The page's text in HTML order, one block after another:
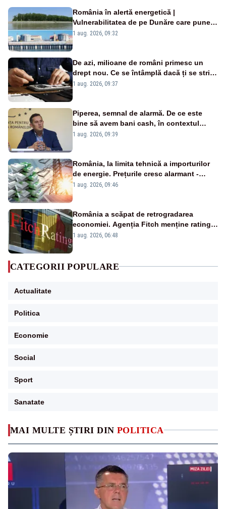
MAI MULTE ȘTIRI DIN POLITICA
România în alertă energetică |
Vulnerabilitatea de pe Dunăre care pune
în pericol Centrala Cernavodă era
1 aug. 2026, 09:32
De azi, milioane de români primesc un
drept nou. Ce se întâmplă dacă ți se strică
un produs
1 aug. 2026, 09:37
Piperea, semnal de alarmă. De ce este
bine să avem bani cash, în contextul
alertei energetice?
1 aug. 2026, 09:39
România, la limita tehnică a importurilor
de energie. Prețurile cresc alarmant -
Analiză Realitatea Plus
1 aug. 2026, 09:46
România a scăpat de retrogradarea
economiei. Agenția Fitch menține ratingul
„BBB-” cu perspectivă negativă
1 aug. 2026, 06:48
CATEGORII POPULARE
Actualitate
Politica
Economie
Social
Sport
Sanatate